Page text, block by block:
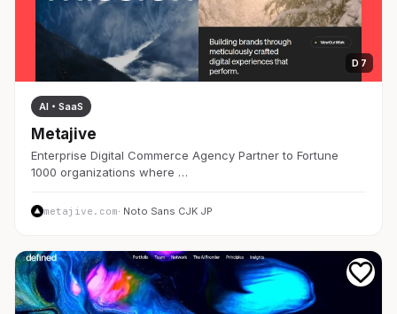
D 7
AI・SaaS
Metajive
Enterprise Digital Commerce Agency Partner to Fortune
1000 organizations where …
metajive.com· Noto Sans CJK JP